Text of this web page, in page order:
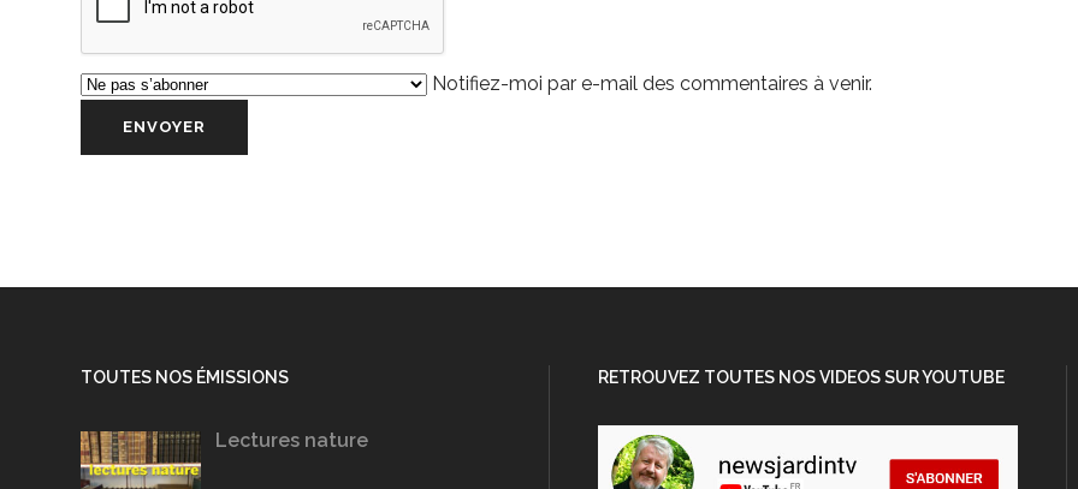
Notifiez-moi par e-mail des commentaires à venir.
TOUTES NOS ÉMISSIONS
Lectures nature
RETROUVEZ TOUTES NOS VIDEOS SUR YOUTUBE